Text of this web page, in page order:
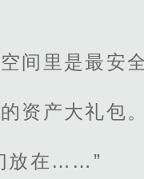
间里是最安
资产大礼包
放在……”